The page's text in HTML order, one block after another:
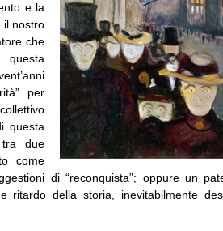
e la
il nostro
che
questa
per
questa
tra due
come
di “reconquista”; oppure un
ritardo della storia, inevitabilmente